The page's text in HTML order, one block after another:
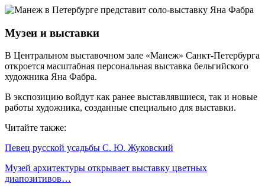
Музеи и выставки
В Центральном выставочном зале «Манеж» Санкт-Петербурга
откроется масштабная персональная выставка бельгийского
художника Яна Фабра.
В экспозицию войдут как ранее выставлявшиеся, так и новые
работы художника, созданные специально для выставки.
Читайте также:
Певец русской усадьбы С. Ю. Жуковский
Музей архитектуры открывает выставку цветных
диапозитивов…